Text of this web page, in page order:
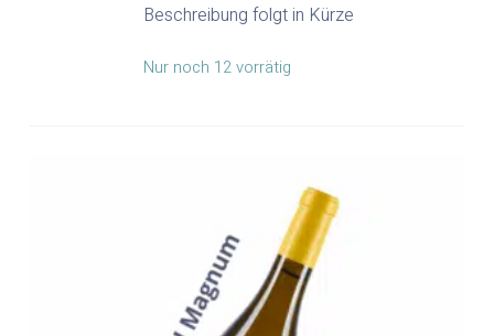
Beschreibung folgt in Kürze
Nur noch 12 vorrätig